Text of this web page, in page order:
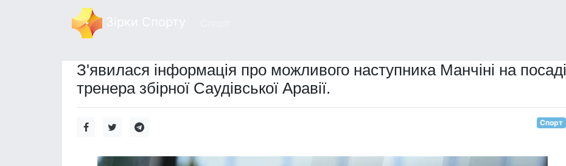
З'явилася інформація про можливого наступника Манчіні на посаді
тренера збірної Саудівської Аравії.
Спорт